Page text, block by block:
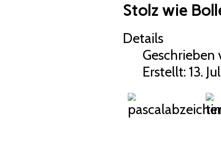
Stolz wie
Details
Erstellt: 13.